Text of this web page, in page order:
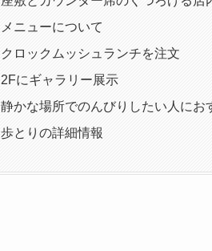
メニューについて
クロックムッシュランチを注文
2Fにギャラリー展示
静かな場所でのんびりしたい人にお
歩とりの詳細情報